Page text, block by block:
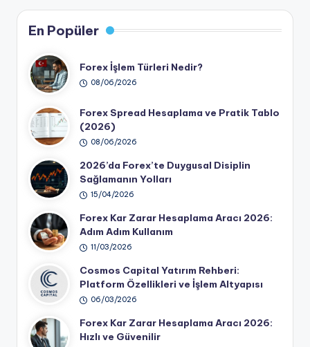
En Popüler
Forex İşlem Türleri Nedir?
08/06/2026
Forex Spread Hesaplama ve Pratik Tablo
(2026)
08/06/2026
2026’da Forex’te Duygusal Disiplin
Sağlamanın Yolları
15/04/2026
Forex Kar Zarar Hesaplama Aracı 2026:
Adım Adım Kullanım
11/03/2026
Cosmos Capital Yatırım Rehberi:
Platform Özellikleri ve İşlem Altyapısı
06/03/2026
Forex Kar Zarar Hesaplama Aracı 2026:
Hızlı ve Güvenilir